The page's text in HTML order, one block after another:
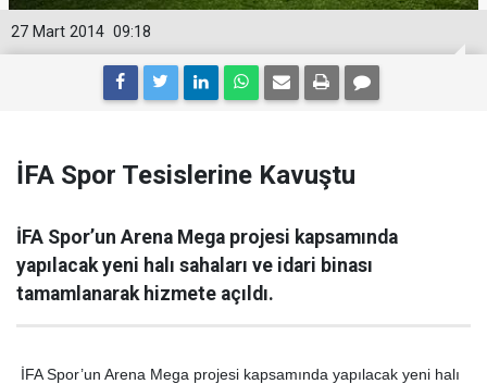
09:18
27 Mart 2014
İFA Spor Tesislerine Kavuştu
İFA Spor’un Arena Mega projesi kapsamında
yapılacak yeni halı sahaları ve idari binası
tamamlanarak hizmete açıldı.
İFA Spor’un Arena Mega projesi kapsamında yapılacak yeni halı